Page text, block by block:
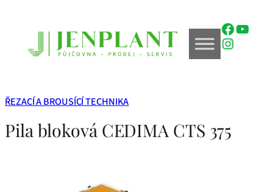
ŘEZACÍ A BROUSÍCÍ TECHNIKA
Pila bloková CEDIMA CTS 375